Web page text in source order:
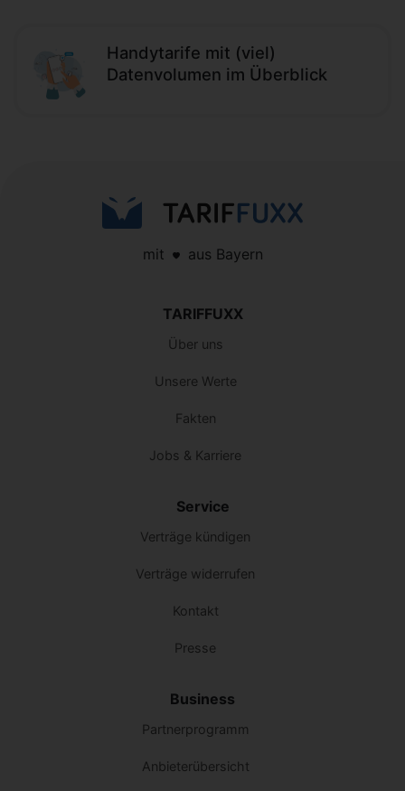
Handytarife mit (viel)
Datenvolumen im Überblick
mit aus Bayern
TARIFFUXX
Über uns
Unsere Werte
Fakten
Jobs & Karriere
Service
Verträge kündigen
Verträge widerrufen
Kontakt
Presse
Business
Partnerprogramm
Anbieterübersicht